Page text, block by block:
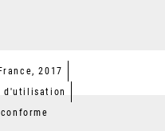
2017
d'utilisation